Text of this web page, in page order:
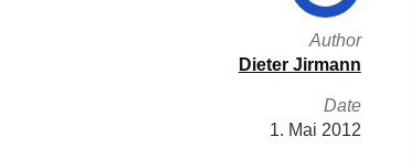
Author
Dieter Jirmann
Date
1. Mai 2012